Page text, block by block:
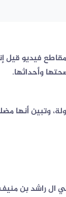
فيديو
وأحداثها.
مضللة وتعود
ال راشد بن